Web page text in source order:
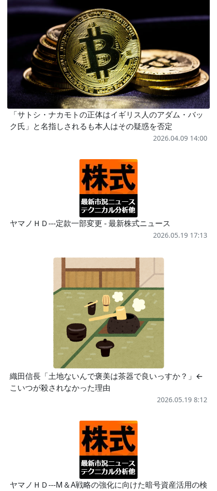
「サトシ・ナカモトの正体はイギリス人のアダム・バッ
ク氏」と名指しされるも本人はその疑惑を否定
2026.04.09 14:00
ヤマノＨＤ---定款一部変更 - 最新株式ニュース
2026.05.19 17:13
織田信長「土地ないんで褒美は茶器で良いっすか？」←
こいつが殺されなかった理由
2026.05.19 8:12
ヤマノＨＤ---M＆A戦略の強化に向けた暗号資産活用の検